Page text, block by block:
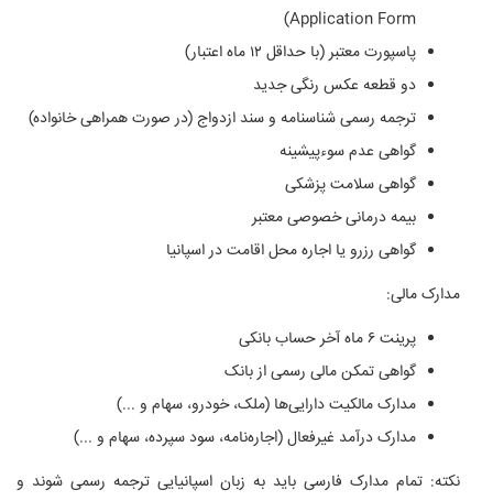
Application Form)
پاسپورت معتبر (با حداقل ۱۲ ماه اعتبار)
دو قطعه عکس رنگی جدید
ترجمه رسمی شناسنامه و سند ازدواج (در صورت همراهی خانواده)
گواهی عدم سوءپیشینه
گواهی سلامت پزشکی
بیمه درمانی خصوصی معتبر
گواهی رزرو یا اجاره محل اقامت در اسپانیا
مدارک مالی:
پرینت ۶ ماه آخر حساب بانکی
گواهی تمکن مالی رسمی از بانک
مدارک مالکیت دارایی‌ها (ملک، خودرو، سهام و ...)
مدارک درآمد غیرفعال (اجاره‌نامه، سود سپرده، سهام و ...)
نکته: تمام مدارک فارسی باید به زبان اسپانیایی ترجمه رسمی شوند و